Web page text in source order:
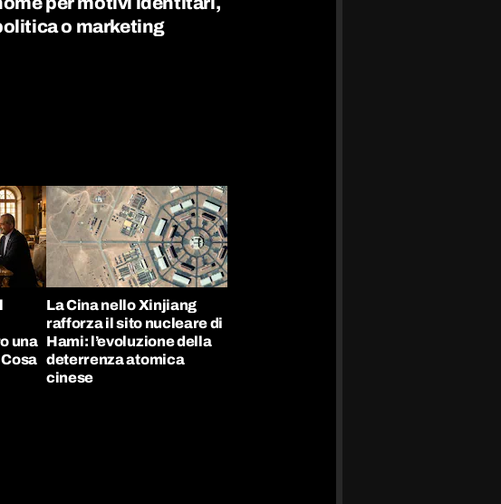
o marketing
una
La Cina nello Xinjiang
rafforza il sito nucleare di
Hami: l’evoluzione della
deterrenza atomica
cinese